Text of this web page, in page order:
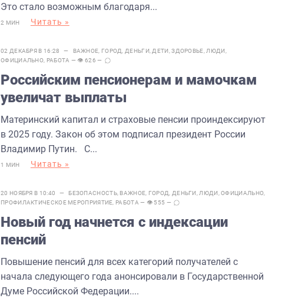
Это стало возможным благодаря...
2 МИН Читать »
02 ДЕКАБРЯ В 16:28 — ВАЖНОЕ ГОРОД ДЕНЬГИ, ДЕТИ ,ЗДОРОВЬЕ ЛЮДИ
ОФИЦИАЛЬНО РАБОТА — 👁 626 —
Российским пенсионерам и мамочкам
увеличат выплаты
Материнский капитал и страховые пенсии проиндексируют
в 2025 году. Закон об этом подписал президент России
Владимир Путин. С...
1 МИН Читать »
20 НОЯБРЯ В 10:40 — БЕЗОПАСНОСТЬ, ВАЖНОЕ ГОРОД ДЕНЬГИ ЛЮДИ ,ОФИЦИАЛЬНО
ПРОФИЛАКТИЧЕСКОЕ МЕРОПРИЯТИЕ РАБОТА — 👁 555 —
Новый год начнется с индексации
пенсий
Повышение пенсий для всех категорий получателей с
начала следующего года анонсировали в Государственной
Думе Российской Федерации....